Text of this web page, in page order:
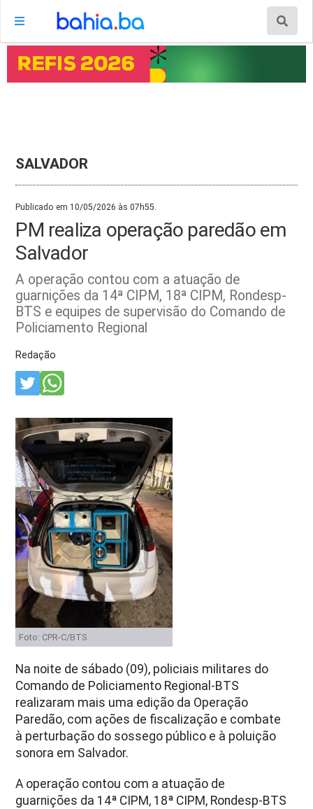
SALVADOR
Publicado em 10/05/2026 às 07h55.
PM realiza operação paredão em
Salvador
A operação contou com a atuação de
guarnições da 14ª CIPM, 18ª CIPM, Rondesp-
BTS e equipes de supervisão do Comando de
Policiamento Regional
Redação
Foto: CPR-C/BTS
Na noite de sábado (09), policiais militares do
Comando de Policiamento Regional-BTS
realizaram mais uma edição da Operação
Paredão, com ações de fiscalização e combate
à perturbação do sossego público e à poluição
sonora em Salvador.
A operação contou com a atuação de
guarnições da 14ª CIPM, 18ª CIPM, Rondesp-BTS